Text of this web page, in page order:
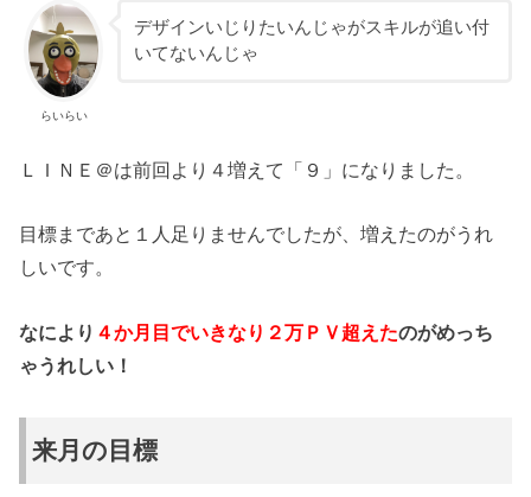
らいらい
デザインいじりたいんじゃがスキルが追い付
いてないんじゃ
ＬＩＮＥ＠は前回より４増えて「９」になりました。
目標まであと１人足りませんでしたが、増えたのがうれ
しいです。
なにより ４か月目でいきなり２万ＰＶ超えたのがめっち
ゃうれしい！
来月の目標